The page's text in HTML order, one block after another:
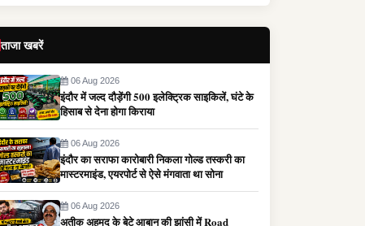
ताजा खबरें
06 Aug 2026
इंदौर में जल्द दौड़ेंगी 500 इलेक्ट्रिक साइकिलें, घंटे के
हिसाब से देना होगा किराया
06 Aug 2026
इंदौर का सराफा कारोबारी निकला गोल्ड तस्करी का
मास्टरमाइंड, एयरपोर्ट से ऐसे मंगवाता था सोना
06 Aug 2026
अतीक अहमद के बेटे आबान की झांसी में Road